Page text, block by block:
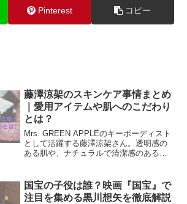
Pinterest コピー
藤澤涼架のスキンケア事情まとめ
｜愛用アイテムや肌へのこだわり
とは？
Mrs. GREEN APPLEのキーボーディスト
として活躍する藤澤涼架さん。透明感の
ある肌や、ナチュラルで清潔感のある印
人も多いようです。本記事では、藤澤涼
架さんがスキ...
国宝の子役は誰？映画『国宝』で
注目を集める黒川想矢を徹底解説